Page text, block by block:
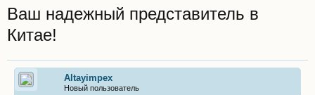
Ваш надежный представитель в
Китае!
Altayimpex
Новый пользователь